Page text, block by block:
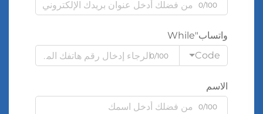
0/100
واتساب"While
Code
0/100
الاسم
0/100